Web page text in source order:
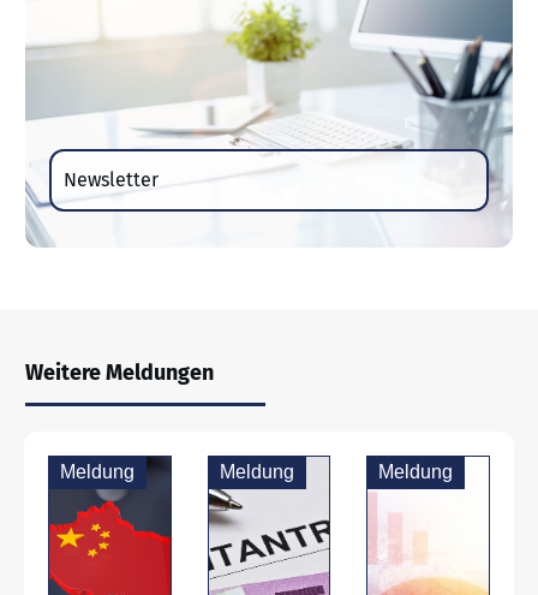
Newsletter
Weitere Meldungen
Meldung Meldung Meldung